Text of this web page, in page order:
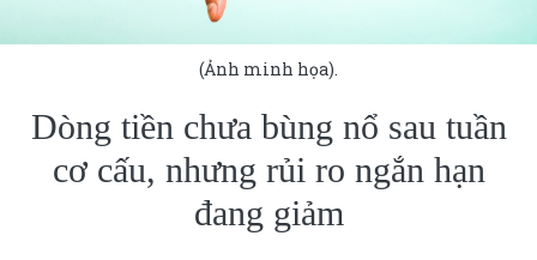
(Ảnh minh họa).
Dòng tiền chưa bùng nổ sau tuần
cơ cấu, nhưng rủi ro ngắn hạn
đang giảm